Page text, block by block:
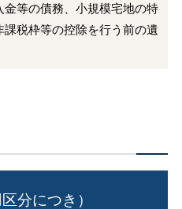
等の債務、小規模宅地の特
税枠等の控除を行う前の遺
分につき）